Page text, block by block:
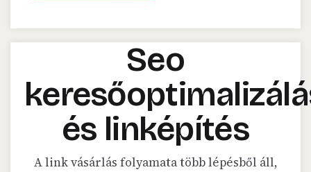
Seo
és linképítés
A link vásárlás folyamata több lépésből áll,